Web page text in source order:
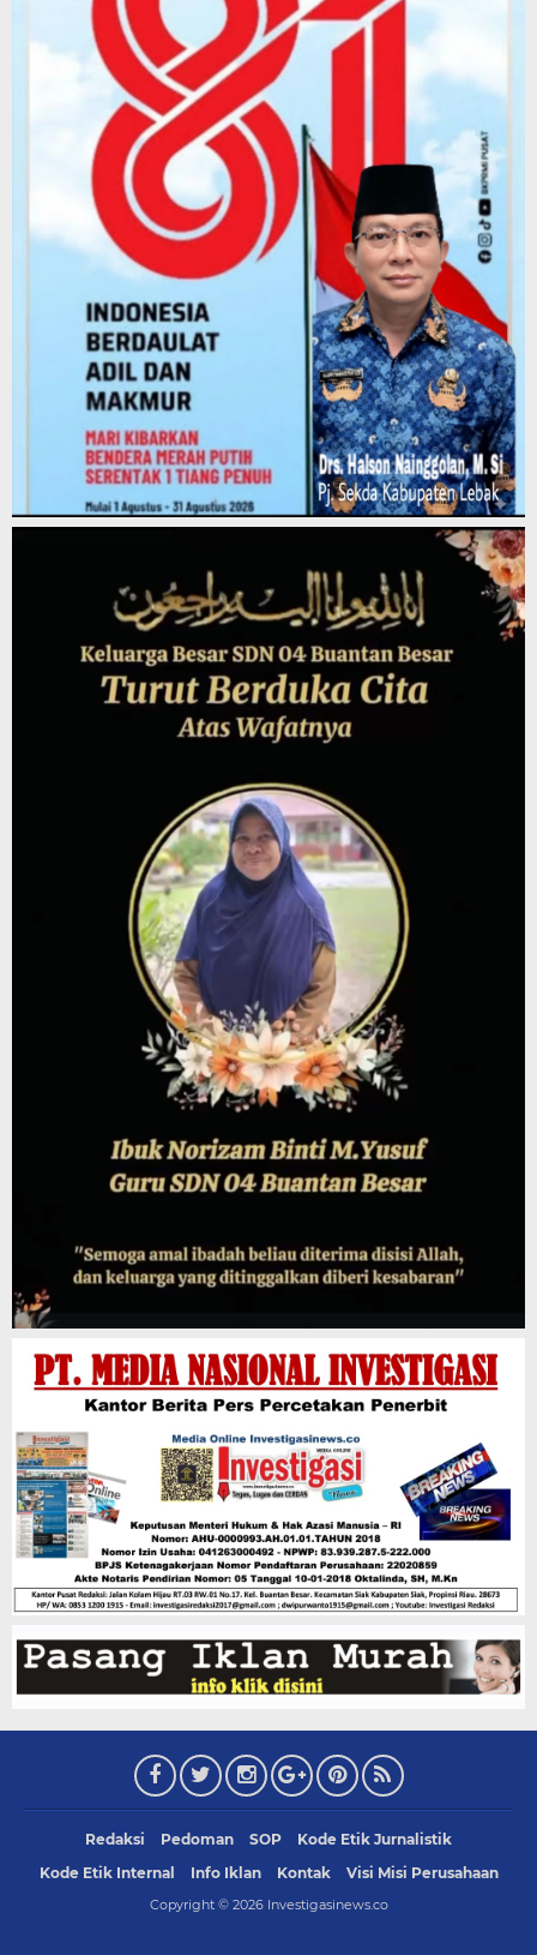
Redaksi Pedoman SOP
Kode Etik Jurnalistik
Kode Etik Internal
Info Iklan Kontak Visi Misi Perusahaan
Copyright © 2026 Investigasinews.co